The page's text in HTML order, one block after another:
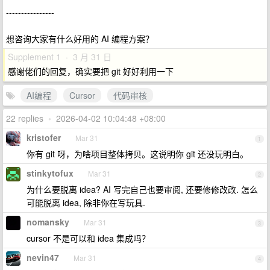
----------------
想咨询大家有什么好用的 AI 编程方案？
Supplement 1 · 3 月 31 日
感谢佬们的回复，确实要把 git 好好利用一下
AI编程
Cursor
代码审核
22 replies • 2026-04-02 10:04:48 +08:00
1
kristofer Mar 31
你有 git 呀，为啥项目整体拷贝。这说明你 git 还没玩明白。
2
stinkytofux Mar 31
为什么要脱离 idea? AI 写完自己也要审阅, 还要修修改改. 怎么
可能脱离 idea, 除非你在写玩具.
3
nomansky Mar 31
cursor 不是可以和 idea 集成吗？
4
nevin47 Mar 31